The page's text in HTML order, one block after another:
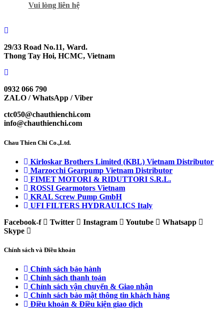
Vui lòng liên hệ
29/33 Road No.11, Ward.
Thong Tay Hoi, HCMC, Vietnam
0932 066 790
ZALO / WhatsApp / Viber
ctc050@chauthienchi.com
info@chauthienchi.com
Chau Thien Chi Co.,Ltd.
Kirloskar Brothers Limited (KBL) Vietnam Distributor
Marzocchi Gearpump Vietnam Distributor
FIMET MOTORI & RIDUTTORI S.R.L.
ROSSI Gearmotors Vietnam
KRAL Screw Pump GmbH
UFI FILTERS HYDRAULICS Italy
Facebook-f
Twitter Instagram Youtube
Whatsapp
Skype
Chính sách và Điều khoản
Chính sách bảo hành
Chính sách thanh toán
Chính sách vận chuyển & Giao nhận
Chính sách bảo mật thông tin khách hàng
Điều khoản & Điều kiện giao dịch